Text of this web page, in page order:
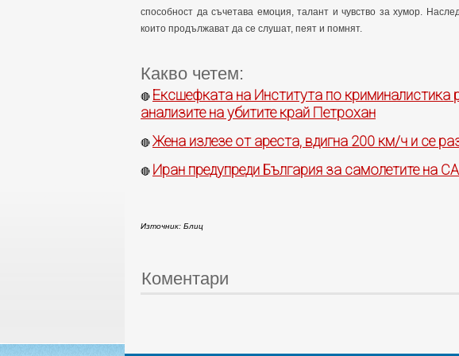
способност да съчетава емоция, талант и чувство за хумор.
които продължават да се слушат, пеят и помнят.
Какво четем:
🔴 Ексшефката на Института по
анализите на убитите край Петрохан
🔴 Жена излезе от ареста, вдигна 200 км/ч и се
🔴 Иран предупреди България за самолетите на
Източник: Блиц
Коментари